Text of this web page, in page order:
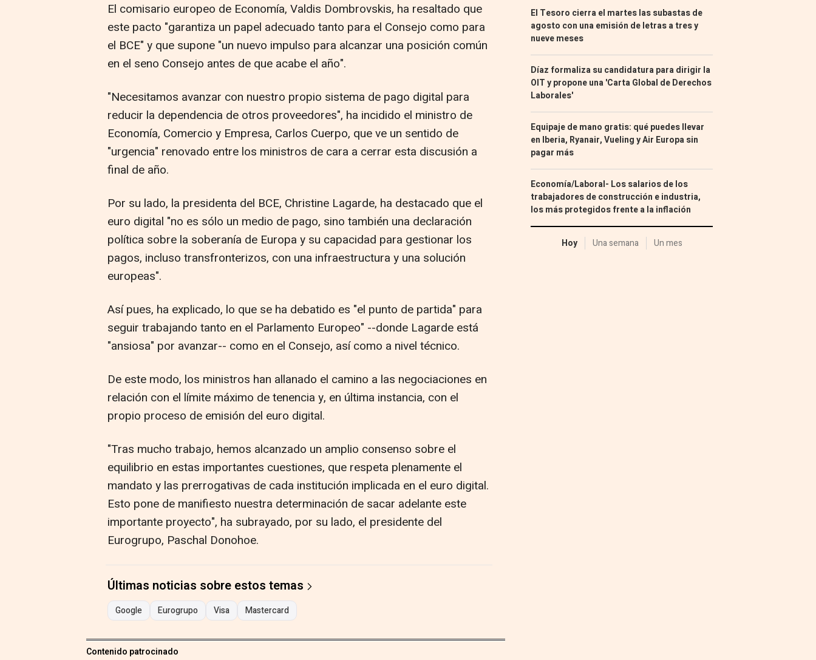
El comisario europeo de Economía, Valdis Dombrovskis, ha resaltado que
este pacto "garantiza un papel adecuado tanto para el Consejo como para
el BCE" y que supone "un nuevo impulso para alcanzar una posición común
en el seno Consejo antes de que acabe el año".
"Necesitamos avanzar con nuestro propio sistema de pago digital para
reducir la dependencia de otros proveedores", ha incidido el ministro de
Economía, Comercio y Empresa, Carlos Cuerpo, que ve un sentido de
"urgencia" renovado entre los ministros de cara a cerrar esta discusión a
final de año.
Por su lado, la presidenta del BCE, Christine Lagarde, ha destacado que el
euro digital "no es sólo un medio de pago, sino también una declaración
política sobre la soberanía de Europa y su capacidad para gestionar los
pagos, incluso transfronterizos, con una infraestructura y una solución
europeas".
Así pues, ha explicado, lo que se ha debatido es "el punto de partida" para
seguir trabajando tanto en el Parlamento Europeo" --donde Lagarde está
"ansiosa" por avanzar-- como en el Consejo, así como a nivel técnico.
De este modo, los ministros han allanado el camino a las negociaciones en
relación con el límite máximo de tenencia y, en última instancia, con el
propio proceso de emisión del euro digital.
"Tras mucho trabajo, hemos alcanzado un amplio consenso sobre el
equilibrio en estas importantes cuestiones, que respeta plenamente el
mandato y las prerrogativas de cada institución implicada en el euro digital.
Esto pone de manifiesto nuestra determinación de sacar adelante este
importante proyecto", ha subrayado, por su lado, el presidente del
Eurogrupo, Paschal Donohoe.
Últimas noticias sobre estos temas
Google Eurogrupo Visa Mastercard
Contenido patrocinado
El Tesoro cierra el martes las subastas de
agosto con una emisión de letras a tres y
nueve meses
Díaz formaliza su candidatura para dirigir la
OIT y propone una 'Carta Global de Derechos
Laborales'
Equipaje de mano gratis: qué puedes llevar
en Iberia, Ryanair, Vueling y Air Europa sin
pagar más
Economía/Laboral- Los salarios de los
trabajadores de construcción e industria,
los más protegidos frente a la inflación
Hoy Una semana Un mes